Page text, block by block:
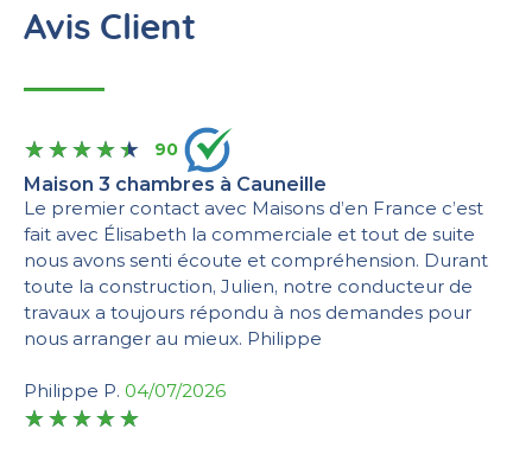
Avis Client
90
Maison 3 chambres à Cauneille
Le premier contact avec Maisons d’en France c’est
fait avec Élisabeth la commerciale et tout de suite
nous avons senti écoute et compréhension. Durant
toute la construction, Julien, notre conducteur de
travaux a toujours répondu à nos demandes pour
nous arranger au mieux. Philippe
Philippe P. 04/07/2026